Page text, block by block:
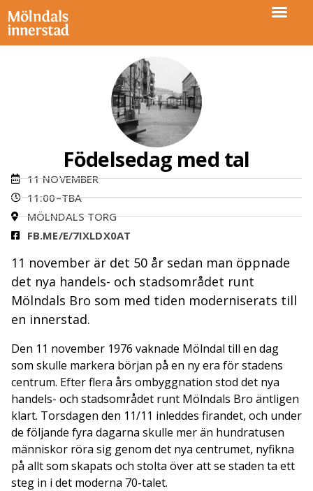
Födelsedag med tal
11 NOVEMBER
11:00–TBA
MÖLNDALS TORG
FB.ME/E/7IXLDX0AT
11 november är det 50 år sedan man öppnade
det nya handels- och stadsområdet runt
Mölndals Bro som med tiden moderniserats till
en innerstad.
Den 11 november 1976 vaknade Mölndal till en dag
som skulle markera början på en ny era för stadens
centrum. Efter flera års ombyggnation stod det nya
handels- och stadsområdet runt Mölndals Bro äntligen
klart. Torsdagen den 11/11 inleddes firandet, och under
de följande fyra dagarna skulle mer än hundratusen
människor röra sig genom det nya centrumet, nyfikna
på allt som skapats och stolta över att se staden ta ett
steg in i det moderna 70-talet.